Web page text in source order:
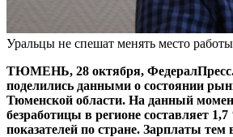
Уральцы не спешат менять место работы
ТЮМЕНЬ, 28 октября,
поделились данными о состоянии
Тюменской области. На данный
безработицы в регионе составляет
показателей по стране. Зарплаты тем